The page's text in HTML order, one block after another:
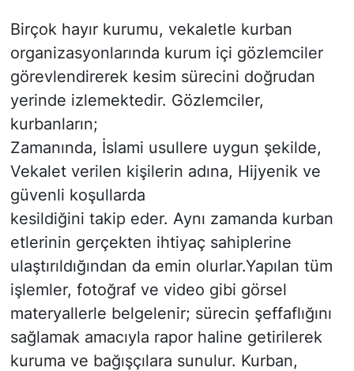
Birçok hayır kurumu, vekaletle kurban
organizasyonlarında kurum içi gözlemciler
görevlendirerek kesim sürecini doğrudan
yerinde izlemektedir. Gözlemciler,
kurbanların;
Zamanında, İslami usullere uygun şekilde,
Vekalet verilen kişilerin adına, Hijyenik ve
güvenli koşullarda
kesildiğini takip eder. Aynı zamanda kurban
etlerinin gerçekten ihtiyaç sahiplerine
ulaştırıldığından da emin olurlar.Yapılan tüm
işlemler, fotoğraf ve video gibi görsel
materyallerle belgelenir; sürecin şeffaflığını
sağlamak amacıyla rapor haline getirilerek
kuruma ve bağışçılara sunulur. Kurban,